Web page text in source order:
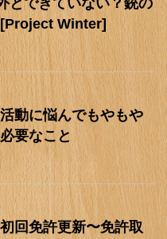
とできていない？銃の
Winter]
動に悩んでもやもや
要なこと
回免許更新〜免許取